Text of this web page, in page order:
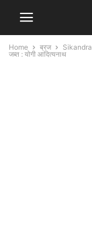
Home ब्रज
जब्त : योगी आदित्यनाथ